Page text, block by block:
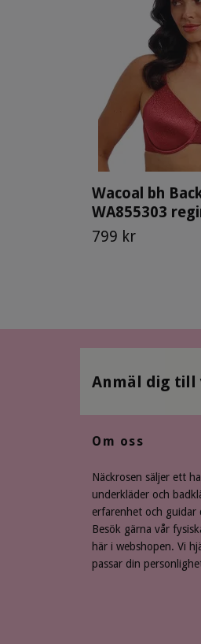
Wacoal bh
WA855303
799 kr
Anmäl dig till
Om oss
Näckrosen säljer ett
underkläder och
erfarenhet och guidar
Besök gärna vår
här i webshopen. Vi
passar din